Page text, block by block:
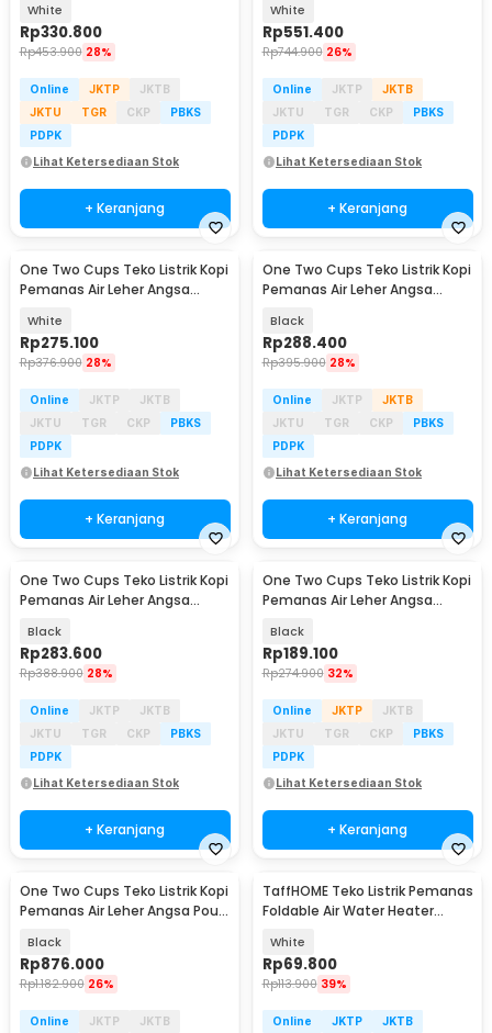
White
Rp330.800
Rp453.900 28%
Online JKTP
JKTB
JKTU
TGR CKP
PBKS
PDPK
Lihat Ketersediaan Stok
+ Keranjang
White
Rp551.400
Rp744.900 26%
Online JKTP
JKTB
JKTU
TGR CKP
PBKS
PDPK
Lihat Ketersediaan Stok
+ Keranjang
One Two Cups Teko Listrik Kopi
Pemanas Air Leher Angsa
White
Rp275.100
Rp376.900 28%
Online JKTP
JKTB
JKTU
TGR CKP
PBKS
PDPK
Lihat Ketersediaan Stok
+ Keranjang
One Two Cups Teko Listrik Kopi
Pemanas Air Leher Angsa
Black
Rp288.400
Rp395.900 28%
Online JKTP
JKTB
JKTU
TGR CKP
PBKS
PDPK
Lihat Ketersediaan Stok
+ Keranjang
One Two Cups Teko Listrik Kopi
Pemanas Air Leher Angsa
Black
Rp283.600
Rp388.900 28%
Online JKTP
JKTB
JKTU
TGR CKP
PBKS
PDPK
Lihat Ketersediaan Stok
+ Keranjang
One Two Cups Teko Listrik Kopi
Pemanas Air Leher Angsa
Black
Rp189.100
Rp274.900 32%
Online JKTP
JKTB
JKTU
TGR CKP
PBKS
PDPK
Lihat Ketersediaan Stok
+ Keranjang
One Two Cups Teko Listrik Kopi
Pemanas Air Leher Angsa Pour
Black
Rp876.000
Rp1.182.900 26%
Online JKTP JKTB
TaffHOME Teko Listrik Pemanas
Foldable Air Water Heater
White
Rp69.800
Rp113.900 39%
Online JKTP JKTB